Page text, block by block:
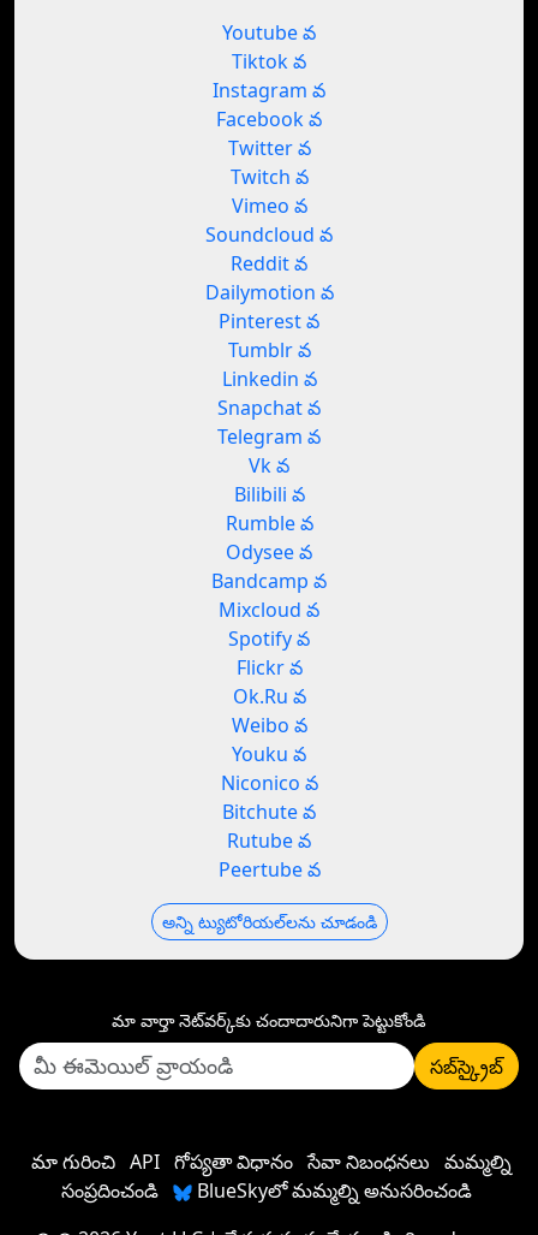
Youtube వ
Tiktok వ
Instagram వ
Facebook వ
Twitter వ
Twitch వ
Vimeo వ
Soundcloud వ
Reddit వ
Dailymotion వ
Pinterest వ
Tumblr వ
Linkedin వ
Snapchat వ
Telegram వ
Vk వ
Bilibili వ
Rumble వ
Odysee వ
Bandcamp వ
Mixcloud వ
Spotify వ
Flickr వ
Ok.Ru వ
Weibo వ
Youku వ
Niconico వ
Bitchute వ
Rutube వ
Peertube వ
అన్ని ట్యుటోరియల్‌లను చూడండి
మా వార్తా నెట్‌వర్క్‌కు చందాదారునిగా పెట్టుకోండి
సబ్‌స్క్రైబ్
మా గురించి API గోప్యతా విధానం సేవా నిబంధనలు మమ్మల్ని
సంప్రదించండి
BlueSkyలో మమ్మల్ని అనుసరించండి